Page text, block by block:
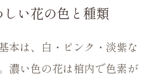
い花の色と種類
本は、白・ピンク・淡紫な
濃い色の花は棺内で色素が